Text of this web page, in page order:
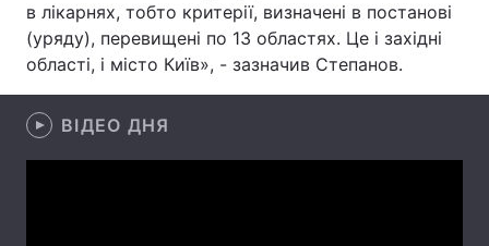
Техно і зв'язок Лайт
Зброя Інциденти
Здоров'я
Цікавинки Погода
в лікарнях, тобто критерії, визначені в постанові
(уряду), перевищені по 13 областях. Це і західні
області, і місто Київ», - зазначив Степанов.
ВІДЕО ДНЯ